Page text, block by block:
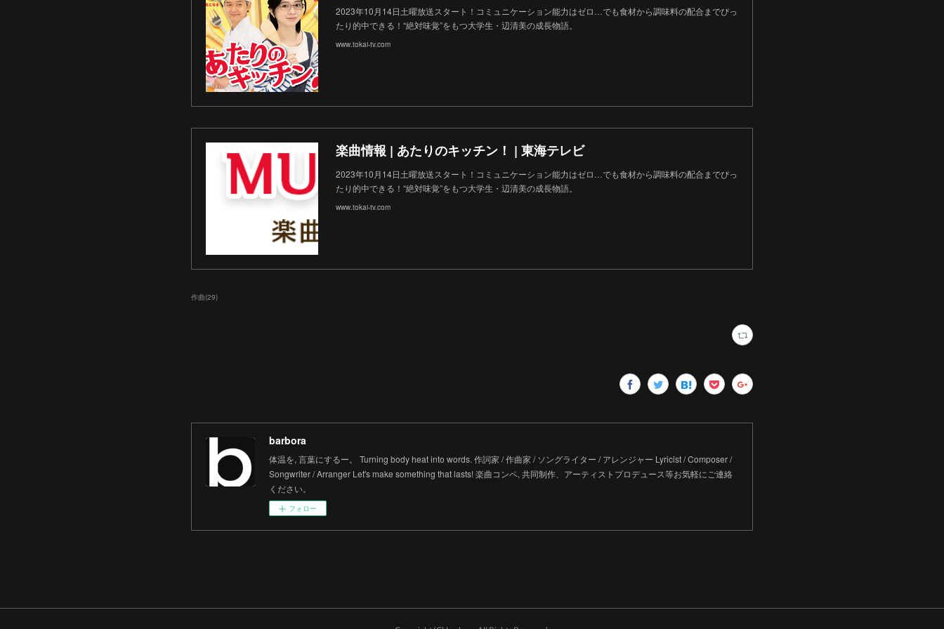
2023年10月14日土曜放送スタート！コミュニケーション能力はゼロ…でも食材から調味料の配合までぴっ
たり的中できる！“絶対味覚”をもつ大学生・辺清美の成長物語。
www.tokai-tv.com
楽曲情報 | あたりのキッチン！ | 東海テレビ
2023年10月14日土曜放送スタート！コミュニケーション能力はゼロ…でも食材から調味料の配合までぴっ
たり的中できる！“絶対味覚”をもつ大学生・辺清美の成長物語。
www.tokai-tv.com
作曲(29)
barbora
体温を, 言葉にするー。 Turning body heat into words. 作詞家 / 作曲家 / ソングライター / アレンジャー Lyricist / Composer /
Songwriter / Arranger Let's make something that lasts! 楽曲コンペ, 共同制作、アーティストプロデュース等お気軽にご連絡
ください。
フォロー